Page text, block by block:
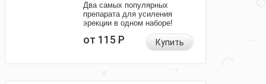
Два самых популярных
препарата для усиления
эрекции в одном наборе!
от 115Р Купить